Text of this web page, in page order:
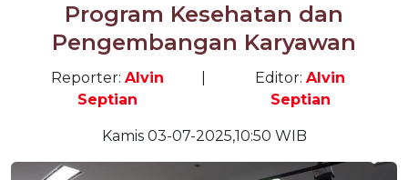
Program Kesehatan dan
Pengembangan Karyawan
Reporter: Alvin
Septian
Editor:Alvin
Septian
Kamis 03-07-2025,10:50 WIB